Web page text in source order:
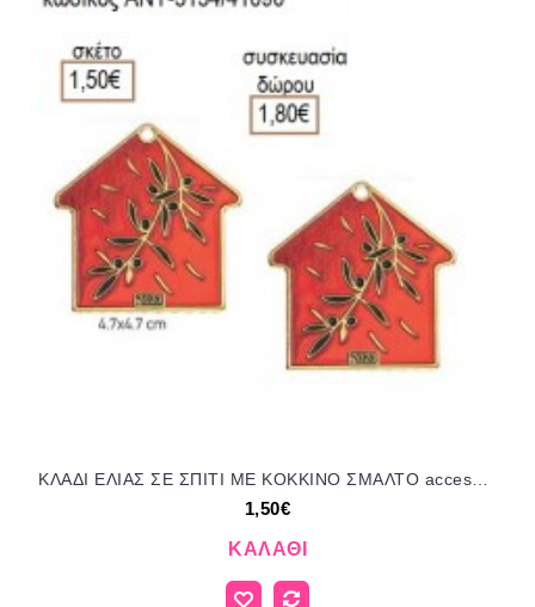
1,50€
ΚΑΛΆΘΙ